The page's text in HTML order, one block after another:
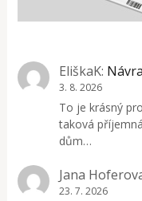
EliškaK:
3. 8. 2026
To je krásný
taková
dům…
Jana
23. 7. 2026